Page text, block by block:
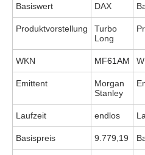
Basiswert DAX
Produktvorstellung
Turbo
Long
WKN MF61AM
Emittent
Morgan
Stanley
Laufzeit endlos
Basispreis 9.779,19